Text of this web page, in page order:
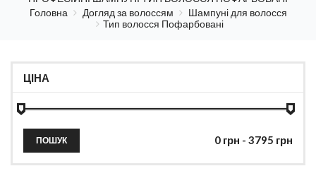
Головна
Догляд за волоссям
Шампуні для волосся
Тип волосся Пофарбовані
ЦІНА
ПОШУК